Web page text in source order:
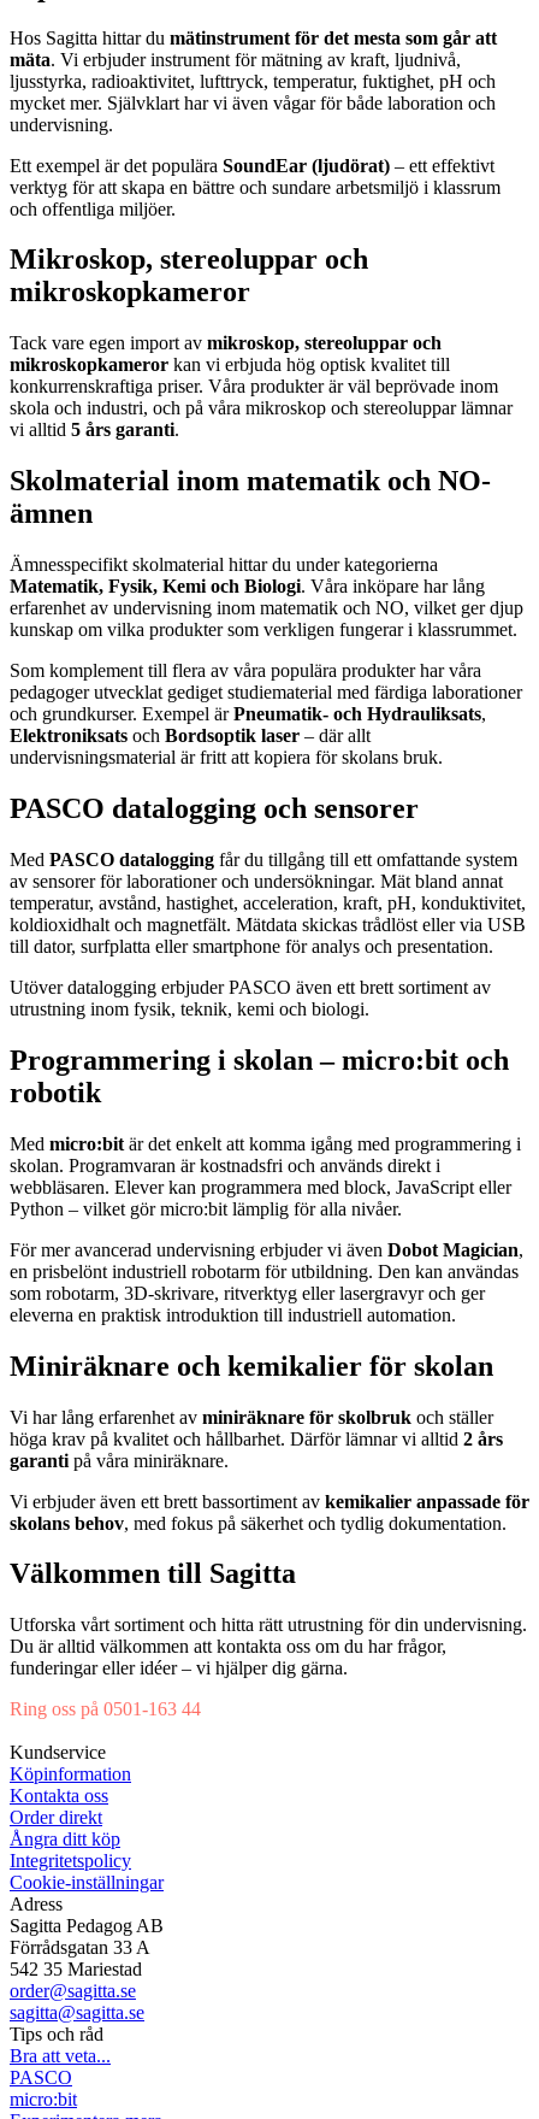
Hos Sagitta hittar du mätinstrument för det mesta som går att
mäta. Vi erbjuder instrument för mätning av kraft, ljudnivå,
ljusstyrka, radioaktivitet, lufttryck, temperatur, fuktighet, pH och
mycket mer. Självklart har vi även vågar för både laboration och
undervisning.
Ett exempel är det populära SoundEar (ljudörat) – ett effektivt
verktyg för att skapa en bättre och sundare arbetsmiljö i klassrum
och offentliga miljöer.
Mikroskop, stereoluppar och
mikroskopkameror
Tack vare egen import av mikroskop, stereoluppar och
mikroskopkameror kan vi erbjuda hög optisk kvalitet till
konkurrenskraftiga priser. Våra produkter är väl beprövade inom
skola och industri, och på våra mikroskop och stereoluppar lämnar
vi alltid 5 års garanti.
Skolmaterial inom matematik och NO-
ämnen
Ämnesspecifikt skolmaterial hittar du under kategorierna
Matematik, Fysik, Kemi och Biologi. Våra inköpare har lång
erfarenhet av undervisning inom matematik och NO, vilket ger djup
kunskap om vilka produkter som verkligen fungerar i klassrummet.
Som komplement till flera av våra populära produkter har våra
pedagoger utvecklat gediget studiematerial med färdiga laborationer
och grundkurser. Exempel ärPneumatik- och Hydrauliksats,
Elektroniksats och Bordsoptik laser – där allt
undervisningsmaterial är fritt att kopiera för skolans bruk.
PASCO datalogging och sensorer
Med PASCO datalogging får du tillgång till ett omfattande system
av sensorer för laborationer och undersökningar. Mät bland annat
temperatur, avstånd, hastighet, acceleration, kraft, pH, konduktivitet,
koldioxidhalt och magnetfält. Mätdata skickas trådlöst eller via USB
till dator, surfplatta eller smartphone för analys och presentation.
Utöver datalogging erbjuder PASCO även ett brett sortiment av
utrustning inom fysik, teknik, kemi och biologi.
Programmering i skolan – micro:bit och
robotik
Med micro:bit är det enkelt att komma igång med programmering i
skolan. Programvaran är kostnadsfri och används direkt i
webbläsaren. Elever kan programmera med block, JavaScript eller
Python – vilket gör micro:bit lämplig för alla nivåer.
För mer avancerad undervisning erbjuder vi även Dobot Magician,
en prisbelönt industriell robotarm för utbildning. Den kan användas
som robotarm, 3D-skrivare, ritverktyg eller lasergravyr och ger
eleverna en praktisk introduktion till industriell automation.
Miniräknare och kemikalier för skolan
Vi har lång erfarenhet av miniräknare för skolbruk och ställer
höga krav på kvalitet och hållbarhet. Därför lämnar vi alltid 2 års
garanti på våra miniräknare.
Vi erbjuder även ett brett bassortiment av kemikalier anpassade för
skolans behov, med fokus på säkerhet och tydlig dokumentation.
Välkommen till Sagitta
Utforska vårt sortiment och hitta rätt utrustning för din undervisning.
Du är alltid välkommen att kontakta oss om du har frågor,
funderingar eller idéer – vi hjälper dig gärna.
Ring oss på 0501-163 44
Kundservice
Köpinformation
Kontakta oss
Order direkt
Ångra ditt köp
Integritetspolicy
Cookie-inställningar
Adress
Sagitta Pedagog AB
Förrådsgatan 33 A
542 35 Mariestad
order@sagitta.se
sagitta@sagitta.se
Tips och råd
Bra att veta...
PASCO
micro:bit